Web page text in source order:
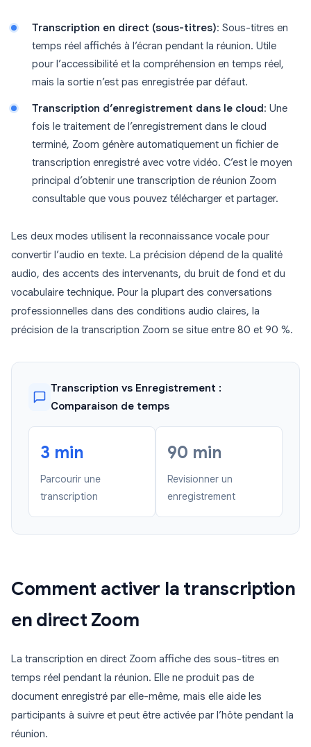
Transcription en direct (sous-titres): Sous-titres en
temps réel affichés à l’écran pendant la réunion. Utile
pour l’accessibilité et la compréhension en temps réel,
mais la sortie n’est pas enregistrée par défaut.
Transcription d’enregistrement dans le cloud : Une
fois le traitement de l’enregistrement dans le cloud
terminé, Zoom génère automatiquement un fichier de
transcription enregistré avec votre vidéo. C’est le moyen
principal d’obtenir une transcription de réunion Zoom
consultable que vous pouvez télécharger et partager.
Les deux modes utilisent la reconnaissance vocale pour
convertir l’audio en texte. La précision dépend de la qualité
audio, des accents des intervenants, du bruit de fond et du
vocabulaire technique. Pour la plupart des conversations
professionnelles dans des conditions audio claires, la
précision de la transcription Zoom se situe entre 80 et 90 %.
Transcription vs Enregistrement :
Comparaison de temps
3 min
Parcourir une
transcription
90 min
Revisionner un
enregistrement
Comment activer la transcription
en direct Zoom
La transcription en direct Zoom affiche des sous-titres en
temps réel pendant la réunion. Elle ne produit pas de
document enregistré par elle-même, mais elle aide les
participants à suivre et peut être activée par l’hôte pendant la
réunion.